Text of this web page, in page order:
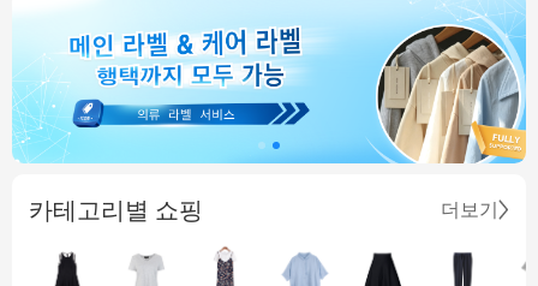
카테고리별 쇼핑 더보기